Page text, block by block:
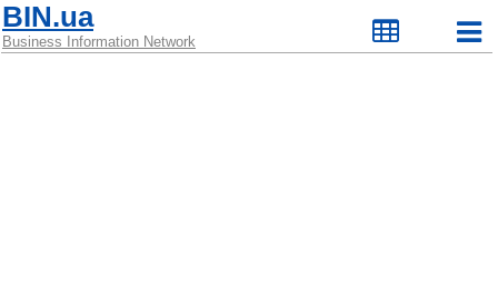
BIN.ua
Business Information Network